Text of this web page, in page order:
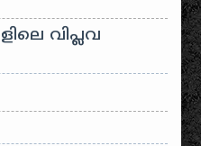
വിപ്ലവ